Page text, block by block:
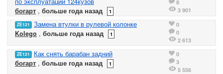
богарт , больше года назад 1
8
3 901
ZE121
Замена втулки в рулевой колонке
Kolego , больше года назад 1
0
0
2 613
ZE121
Как снять барабан задний
богарт , больше года назад 1
0
3
5 556